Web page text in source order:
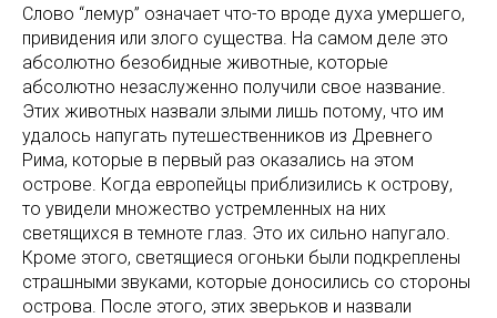
Слово “лемур” означает что-то вроде духа умершего,
привидения или злого существа. На самом деле это
абсолютно безобидные животные, которые
абсолютно незаслуженно получили свое название.
Этих животных назвали злыми лишь потому, что им
удалось напугать путешественников из Древнего
Рима, которые в первый раз оказались на этом
острове. Когда европейцы приблизились к острову,
то увидели множество устремленных на них
светящихся в темноте глаз. Это их сильно напугало.
Кроме этого, светящиеся огоньки были подкреплены
страшными звуками, которые доносились со стороны
острова. После этого, этих зверьков и назвали